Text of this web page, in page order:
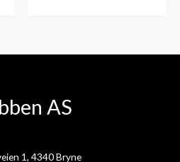
AS
1, 4340 Bryne